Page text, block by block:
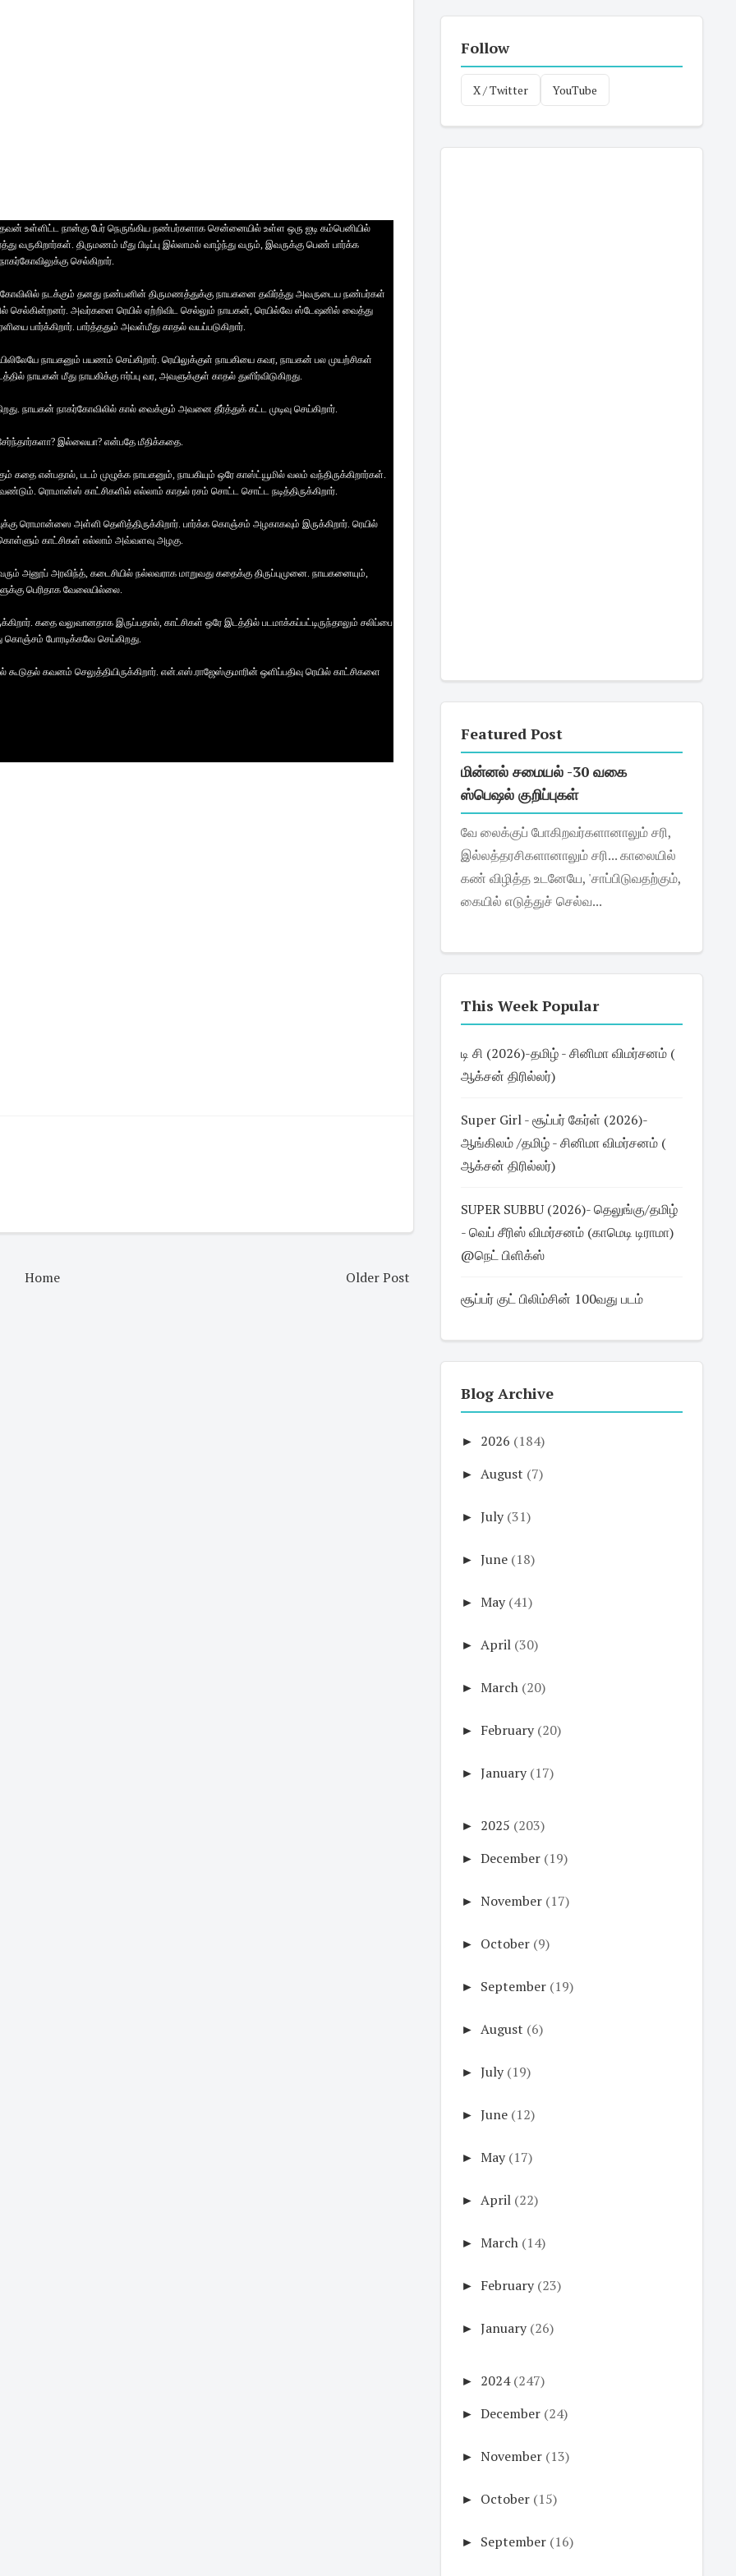
உள்ளிட்ட நான்கு பேர் நெருங்கிய நண்பர்களாக சென்னையில் உள்ள ஒரு ஐடி கம்பெனியில்
வருகிறார்கள். திருமணம் மீது பிடிப்பு இல்லாமல் வாழ்ந்து வரும், இவருக்கு பெண் பார்க்க
செல்கிறார்.
நடக்கும் தனது நண்பனின் திருமணத்துக்கு நாயகனை தவிர்த்து அவருடைய நண்பர்கள்
செல்கின்றனர். அவர்களை ரெயில் ஏற்றிவிட செல்லும் நாயகன், ரெயில்வே ஸ்டேஷனில் வைத்து
பார்க்கிறார். பார்த்ததும் அவள்மீது காதல் வயப்படுகிறார்.
நாயகனும் பயணம் செய்கிறார். ரெயிலுக்குள் நாயகியை கவர, நாயகன் பல முயற்சிகள்
நாயகன் மீது நாயகிக்கு ஈர்ப்பு வர, அவளுக்குள் காதல் துளிர்விடுகிறது.
நாயகன் நாகர்கோவிலில் கால் வைக்கும் அவனை தீர்த்துக் கட்ட முடிவு செய்கிறார்.
இல்லையா? என்பதே மீதிக்கதை.
கதை என்பதால், படம் முழுக்க நாயகனும், நாயகியும் ஒரே காஸ்ட்யூமில் வலம் வந்திருக்கிறார்கள்.
ரொமான்ஸ் காட்சிகளில் எல்லாம் காதல் ரசம் சொட்ட சொட்ட நடித்திருக்கிறார்.
ரொமான்ஸை அள்ளி தெளித்திருக்கிறார். பார்க்க கொஞ்சம் அழகாகவும் இருக்கிறார். ரெயில்
காட்சிகள் எல்லாம் அவ்வளவு அழகு.
அனூப் அரவிந்த், கடைசியில் நல்லவராக மாறுவது கதைக்கு திருப்புமுனை. நாயகனையும்,
பெரிதாக வேலையில்லை.
கதை வலுவானதாக இருப்பதால், காட்சிகள் ஒரே இடத்தில் படமாக்கப்பட்டிருந்தாலும் சலிப்பை
போரடிக்கவே செய்கிறது.
கவனம் செலுத்தியிருக்கிறார். என்.எஸ்.ராஜேஸ்குமாரின் ஒளிப்பதிவு ரெயில் காட்சிகளை
Older Post
Home
Follow
X / Twitter YouTube
Featured Post
மின்னல் சமையல் -30 வகை
ஸ்பெஷல் குறிப்புகள்
வே லைக்குப் போகிறவர்களானாலும் சரி,
இல்லத்தரசிகளானாலும் சரி... காலையில்
கண் விழித்த உடனேயே, 'சாப்பிடுவதற்கும்,
கையில் எடுத்துச் செல்வ...
This Week Popular
டி சி (2026)-தமிழ் - சினிமா விமர்சனம் (
ஆக்சன் திரில்லர்)
Super Girl - சூப்பர் கேர்ள் (2026)-
ஆங்கிலம் /தமிழ் - சினிமா விமர்சனம் (
ஆக்சன் திரில்லர்)
SUPER SUBBU (2026)- தெலுங்கு/தமிழ்
- வெப் சீரிஸ் விமர்சனம் (காமெடி டிராமா)
@நெட் பிளிக்ஸ்
சூப்பர் குட் பிலிம்சின் 100வது படம்
Blog Archive
► 2026 (184)
► August (7)
► July (31)
► June (18)
► May (41)
► April (30)
► March (20)
► February (20)
► January (17)
► 2025 (203)
► December (19)
► November (17)
► October (9)
► September (19)
► August (6)
► July (19)
► June (12)
► May (17)
► April (22)
► March (14)
► February (23)
► January (26)
► 2024 (247)
► December (24)
► November (13)
► October (15)
► September (16)